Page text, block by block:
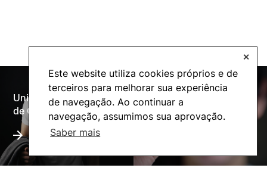
Este website utiliza cookies próprios e de
terceiros para melhorar sua experiência
de navegação. Ao continuar a
navegação, assumimos sua aprovação.
Saber mais
✕
Universidade Politécnica
de Coimbra
Oferta Formativa